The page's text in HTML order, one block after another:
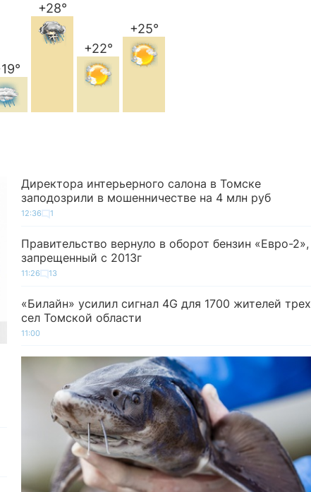
+28°
+22°
+25°
Директора интерьерного салона в Томске
заподозрили в мошенничестве на 4 млн руб
12:36 1
Правительство вернуло в оборот бензин «Евро-2»,
запрещенный с 2013г
11:26 13
«Билайн» усилил сигнал 4G для 1700 жителей трех
сел Томской области
11:00